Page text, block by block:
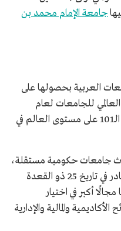
جامعة الإمام محمد بن
العربية بحصولها على
المرتبة الأولى عربيًّا، وفقًا لتصنيف QS العالمي للجامعات لعام
2023م، إلى جانب حصولها على المركز الـ101 على مستوى العالم في
جامعات حكومية مستقلة،
وذلك بناء على قرار وزير التعليم الصادر في تاريخ 25 ذو القعدة
يعطيها مجالًا أكبر في اختيار
والمالية والإدارية